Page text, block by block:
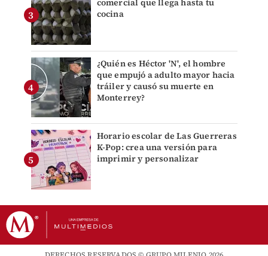
comercial que llega hasta tu
cocina
¿Quién es Héctor 'N', el hombre
que empujó a adulto mayor hacia
tráiler y causó su muerte en
Monterrey?
Horario escolar de Las Guerreras
K-Pop: crea una versión para
imprimir y personalizar